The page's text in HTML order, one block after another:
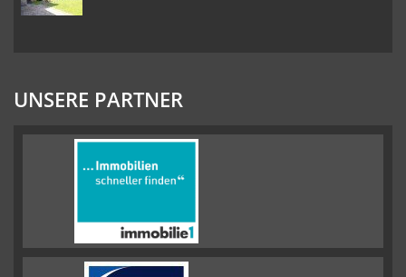
UNSERE PARTNER